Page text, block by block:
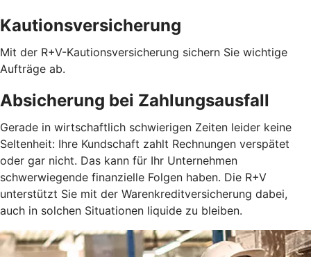
Kautionsversicherung
Mit der R+V-Kautionsversicherung sichern Sie wichtige
Aufträge ab.
Absicherung bei Zahlungsausfall
Gerade in wirtschaftlich schwierigen Zeiten leider keine
Seltenheit: Ihre Kundschaft zahlt Rechnungen verspätet
oder gar nicht. Das kann für Ihr Unternehmen
schwerwiegende finanzielle Folgen haben. Die R+V
unterstützt Sie mit der Warenkreditversicherung dabei,
auch in solchen Situationen liquide zu bleiben.